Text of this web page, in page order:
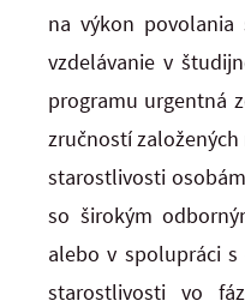
na výkon povolania
vzdelávanie v
programu urgentná
zručností
starostlivosti
so širokým
alebo v spolupráci
starostlivosti vo